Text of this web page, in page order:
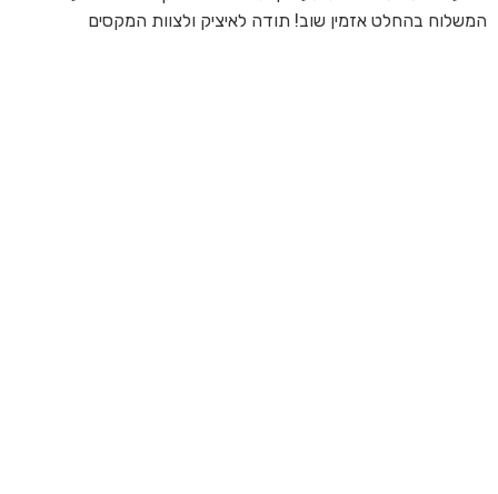
המשלוח בהחלט אזמין שוב! תודה לאיציק ולצוות המקסים